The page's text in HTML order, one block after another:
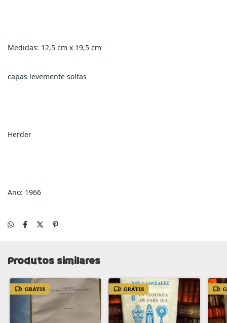
Medidas: 12,5 cm x 19,5 cm
capas levemente soltas
Herder
Ano: 1966
Produtos similares
GRÁTIS GRÁTIS